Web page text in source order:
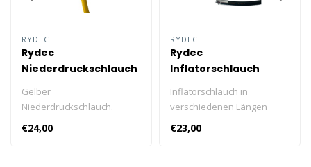
RYDEC
Rydec
Niederdruckschlauch
Gelber
Niederdruckschlauch.
Erhältlich in verschiedenen
Längen. Erhältlich in 100cm
€24,00
RYDEC
Rydec
Inflatorschlauch
Inflatorschlauch in
verschiedenen Längen
erhältlich. Erhältlich in 60, 65,
74, 90 und 100 cm.
€23,00